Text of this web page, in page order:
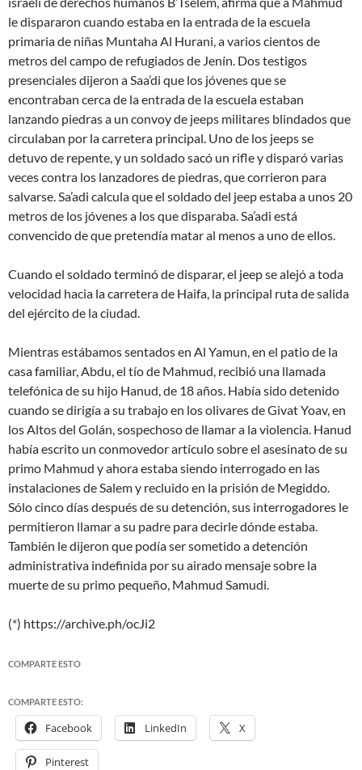
le dispararon cuando estaba en la entrada de la escuela
primaria de niñas Muntaha Al Hurani, a varios cientos de
metros del campo de refugiados de Jenín. Dos testigos
presenciales dijeron a Saa’di que los jóvenes que se
encontraban cerca de la entrada de la escuela estaban
lanzando piedras a un convoy de jeeps militares blindados que
circulaban por la carretera principal. Uno de los jeeps se
detuvo de repente, y un soldado sacó un rifle y disparó varias
veces contra los lanzadores de piedras, que corrieron para
salvarse. Sa’adi calcula que el soldado del jeep estaba a unos 20
metros de los jóvenes a los que disparaba. Sa’adi está
convencido de que pretendía matar al menos a uno de ellos.
Cuando el soldado terminó de disparar, el jeep se alejó a toda
velocidad hacia la carretera de Haifa, la principal ruta de salida
del ejército de la ciudad.
Mientras estábamos sentados en Al Yamun, en el patio de la
casa familiar, Abdu, el tío de Mahmud, recibió una llamada
telefónica de su hijo Hanud, de 18 años. Había sido detenido
cuando se dirigía a su trabajo en los olivares de Givat Yoav, en
los Altos del Golán, sospechoso de llamar a la violencia. Hanud
había escrito un conmovedor artículo sobre el asesinato de su
primo Mahmud y ahora estaba siendo interrogado en las
instalaciones de Salem y recluido en la prisión de Megiddo.
Sólo cinco días después de su detención, sus interrogadores le
permitieron llamar a su padre para decirle dónde estaba.
También le dijeron que podía ser sometido a detención
administrativa indefinida por su airado mensaje sobre la
muerte de su primo pequeño, Mahmud Samudi.
(*) https://archive.ph/ocJi2
COMPARTE ESTO
COMPARTE ESTO:
Facebook LinkedIn X
Pinterest